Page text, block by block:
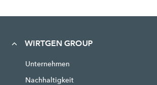
WIRTGEN GROUP
Unternehmen
Nachhaltigkeit